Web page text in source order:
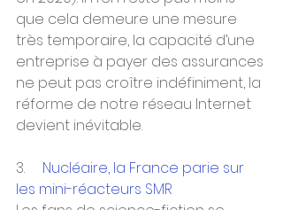
que cela demeure une mesure
très temporaire, la capacité d’une
entreprise à payer des assurances
ne peut pas croître indéfiniment, la
réforme de notre réseau Internet
devient inévitable.
3. Nucléaire, la France parie sur
les mini-réacteurs SMR